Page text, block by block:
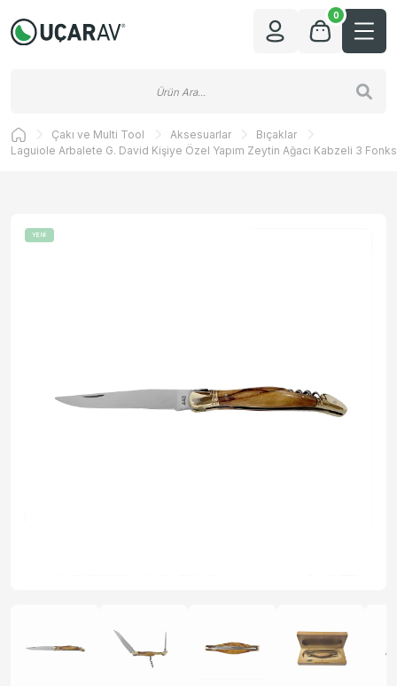
0
Çakı ve Multi Tool Aksesuarlar
Bıçaklar
Laguiole Arbalete G. David Kişiye Özel Yapım Zeytin Ağacı Kabzeli 3
YENİ